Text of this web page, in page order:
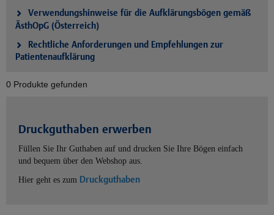
Verwendungshinweise für die Aufklärungsbögen gemäß
ÄsthOpG (Österreich)
Rechtliche Anforderungen und Empfehlungen zur
Patientenaufklärung
0 Produkte gefunden
Druckguthaben erwerben
Füllen Sie Ihr Guthaben auf und drucken Sie Ihre Bögen einfach
und bequem über den Webshop aus.
Hier geht es zum Druckguthaben